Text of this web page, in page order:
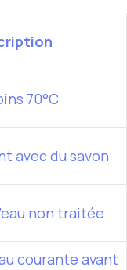
70°C
avec du savon
non traitée
courante avant